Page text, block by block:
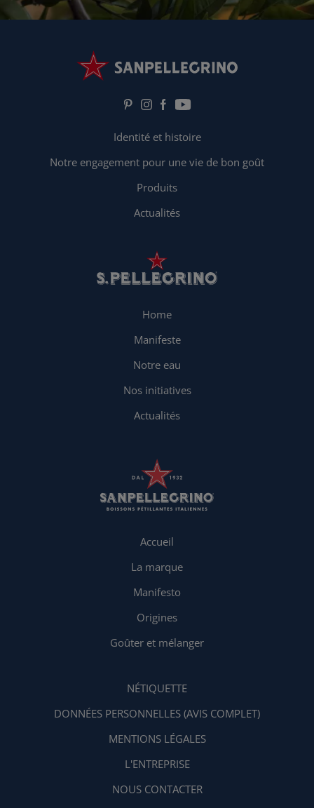
Identité et histoire
Notre engagement pour une vie de bon goût
Produits
Actualités
Home
Manifeste
Notre eau
Nos initiatives
Actualités
Accueil
La marque
Manifesto
Origines
Goûter et mélanger
NÉTIQUETTE
DONNÉES PERSONNELLES (AVIS COMPLET)
MENTIONS LÉGALES
L'ENTREPRISE
NOUS CONTACTER